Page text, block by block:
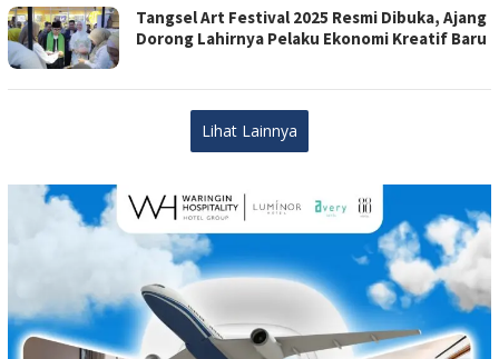
Tangsel Art Festival 2025 Resmi Dibuka, Ajang
Dorong Lahirnya Pelaku Ekonomi Kreatif Baru
Lihat Lainnya